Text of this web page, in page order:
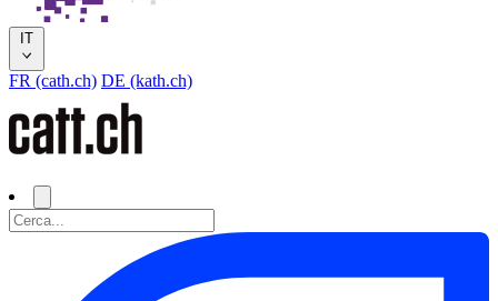
IT
FR (cath.ch) DE (kath.ch)